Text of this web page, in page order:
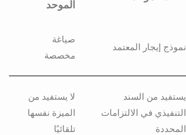
الموحد
نموذج إيجار المعتمد
صياغة
مخصصة
يستفيد من السند
التنفيذي في الالتزامات
المحددة
لا يستفيد من
الميزة نفسها
تلقائيًا